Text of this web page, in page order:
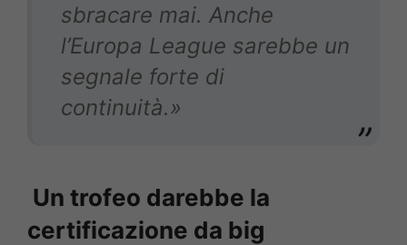
sbracare mai. Anche
l’Europa League sarebbe un
segnale forte di
continuità.»
Un trofeo darebbe la
certificazione da big